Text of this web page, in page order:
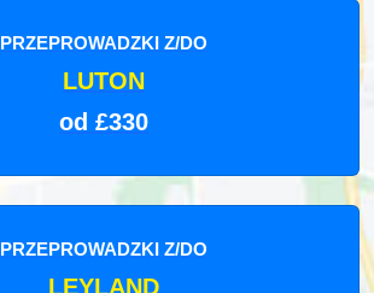
PRZEPROWADZKI Z/DO
LUTON
od £330
PRZEPROWADZKI Z/DO
LEYLAND